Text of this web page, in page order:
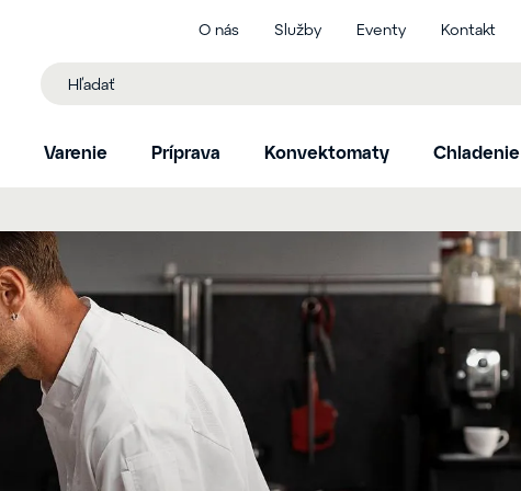
O nás Služby Eventy Kontakt
Varenie Príprava Konvektomaty Chladenie